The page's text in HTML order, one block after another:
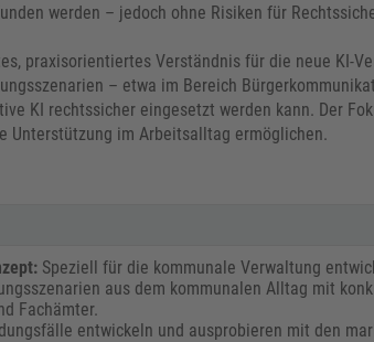
werden – jedoch ohne Risiken für
praxisorientiertes Verständnis für die neue KI-
– etwa im Bereich
KI rechtssicher eingesetzt werden kann. Der
Unterstützung im Arbeitsalltag ermöglichen.
Speziell für die kommunale Verwaltung
aus dem kommunalen Alltag mit
Fachämter.
entwickeln und ausprobieren mit den